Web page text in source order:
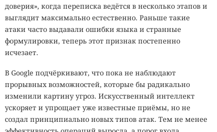
доверия», когда переписка ведётся в несколько этапов и
выглядит максимально естественно. Раньше такие
атаки часто выдавали ошибки языка и странные
формулировки, теперь этот признак постепенно
исчезает.
В Google подчёркивают, что пока не наблюдают
прорывных возможностей, которые бы радикально
изменили картину угроз. Искусственный интеллект
ускоряет и упрощает уже известные приёмы, но не
создал принципиально новых типов атак. Тем не менее